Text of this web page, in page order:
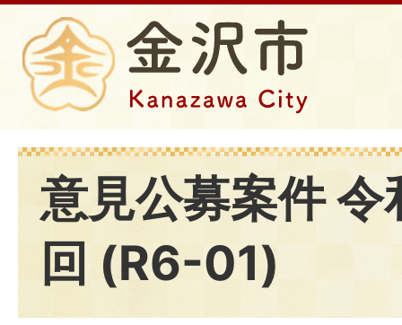
意見公募案件
回 (R6-01)